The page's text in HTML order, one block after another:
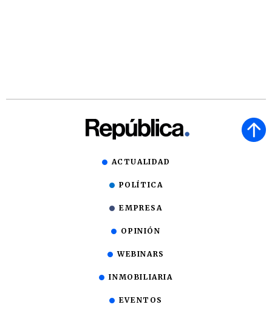
ACTUALIDAD
POLÍTICA
EMPRESA
OPINIÓN
WEBINARS
INMOBILIARIA
EVENTOS